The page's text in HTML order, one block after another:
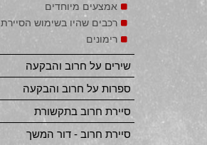
אמצעים מיוחדים
רכבים שהיו בשימוש הסיירת
רימונים
שירים על חרוב והבקעה
ספרות על חרוב והבקעה
סיירת חרוב בתקשורת
סיירת חרוב - דור המשך